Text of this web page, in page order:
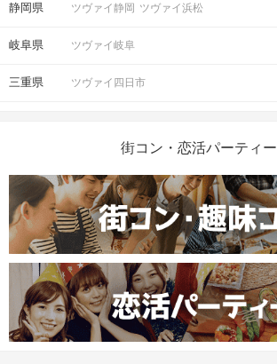
静岡県 ツヴァイ静岡 ツヴァイ浜松
岐阜県 ツヴァイ岐阜
三重県 ツヴァイ四日市
街コン・恋活パーティー